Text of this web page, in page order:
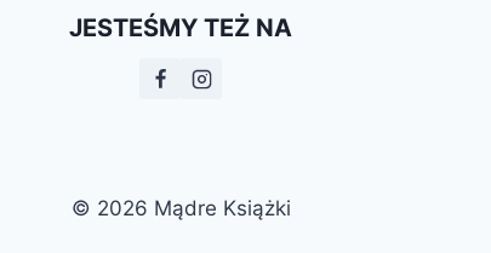
JESTEŚMY TEŻ NA
© 2026 Mądre Książki